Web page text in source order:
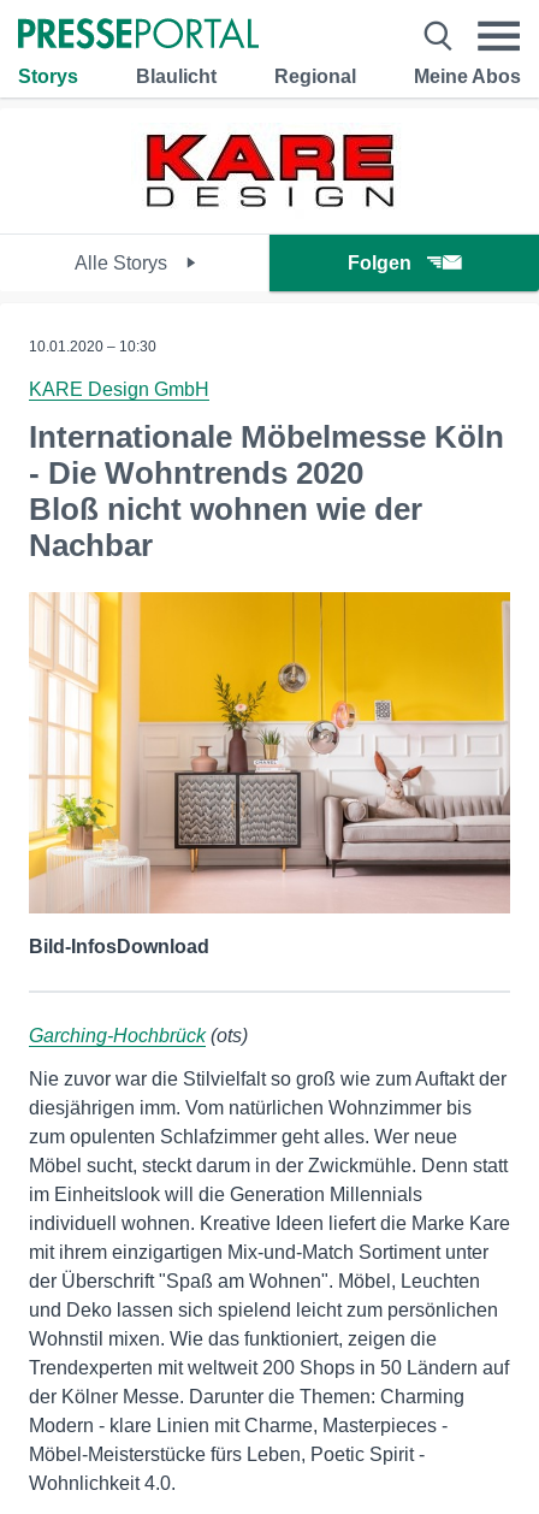
Storys Blaulicht Regional Meine Abos
Alle Storys Folgen
10.01.2020 – 10:30
KARE Design GmbH
Internationale Möbelmesse Köln
- Die Wohntrends 2020
Bloß nicht wohnen wie der
Nachbar
Bild-InfosDownload
Garching-Hochbrück(ots)
Nie zuvor war die Stilvielfalt so groß wie zum Auftakt der
diesjährigen imm. Vom natürlichen Wohnzimmer bis
zum opulenten Schlafzimmer geht alles. Wer neue
Möbel sucht, steckt darum in der Zwickmühle. Denn statt
im Einheitslook will die Generation Millennials
individuell wohnen. Kreative Ideen liefert die Marke Kare
mit ihrem einzigartigen Mix-und-Match Sortiment unter
der Überschrift "Spaß am Wohnen". Möbel, Leuchten
und Deko lassen sich spielend leicht zum persönlichen
Wohnstil mixen. Wie das funktioniert, zeigen die
Trendexperten mit weltweit 200 Shops in 50 Ländern auf
der Kölner Messe. Darunter die Themen: Charming
Modern - klare Linien mit Charme, Masterpieces -
Möbel-Meisterstücke fürs Leben, Poetic Spirit -
Wohnlichkeit 4.0.